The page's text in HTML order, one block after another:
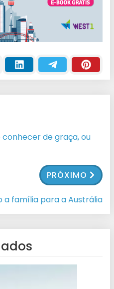
conhecer de graça, ou
PRÓXIMO
a família para a Austrália